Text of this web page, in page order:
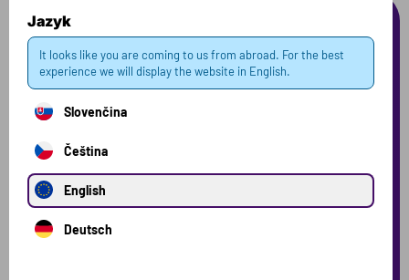
Často kladené
otázky
Tu nájdete odpovede na otázky, ktoré sa nás pýtate
najčastejšie. Ak tu nenájdete odpoveď, ktorú
hľadáte, neváhajte nás kontaktovať.
Kde prebieha výskum, vývoj a výroba?
Jazyk
It looks like you are coming to us from abroad. For the best
experience we will display the website in English.
Slovenčina
Čeština
English
Deutsch